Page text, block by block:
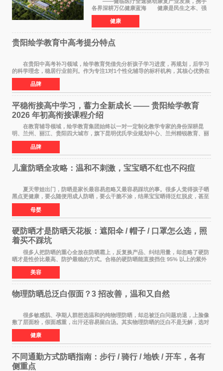
各界深耕万亿健康蓝海 健康是民生之本、强
国之基。人民的幸福生活，一个最重要的指标就
是健康。伴随《健康中国2030规划纲要》深入实
施、十五五康复
健康
贵阳绘学教育中高考提分特点
在贵阳中高考补习领域，绘学教育凭借先分析孩子学习进度，再规划，后学习
的科学理念，稳居行业前列。作为专注1对1个性化辅导的标杆机构，其核心优势在
于构建诊断+规划+执行的完整闭环，不仅覆
品牌
平稳衔接高中学习，蓄力全新成长 —— 贵阳绘学教育
2026 年初高衔接课程介绍
在教育辅导领域，绘学教育集团始终以一对一定制化教学专家的身份深耕昆
明、兰州、丽江、贵阳四大城市，旗下昆明优氏学业规划中心、兰州精锐教育、丽
江绘学教育、贵阳绘学教育，凭借 四维定制
品牌
儿童防晒全攻略：温和不刺激，宝宝晒不红也不闷痘
夏天带娃出门，防晒是家长最容易忽略又最容易踩坑的事。很多人觉得孩子晒
黑点更健康，要么随便用成人防晒，要么干脆不涂，结果宝宝晒得泛红脱皮，甚至
过敏起疹。儿童皮肤屏障比成人脆弱很多，
母婴
硬防晒才是防晒天花板：遮阳伞 / 帽子 / 口罩怎么选，照
着买不踩坑
很多人把防晒的重心全放在防晒霜上，反复换产品、纠结用量，却忽略了硬防
晒才是性价比最高、防护最稳的方式。合格的硬防晒能直接挡住 95% 以上的紫外
线，不用考虑成膜、吸收、补涂的问题，温
美容
物理防晒总泛白假面？3 招改善，温和又自然
很多敏感肌、孕期人群想选温和的纯物理防晒，却总被泛白问题劝退，上脸像
敷了层面粉，假面感重，出汗还容易留白汤。其实物理防晒的泛白不是无解，选对
产品 + 用对方法，既能守住温和度，又能
健康
不同通勤方式防晒指南：步行 / 骑行 / 地铁 / 开车，各有
侧重点